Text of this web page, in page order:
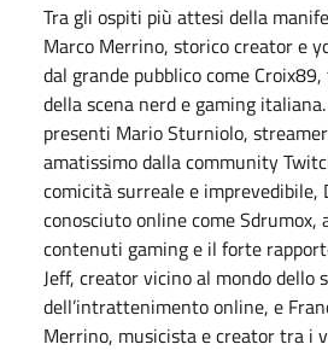
Tra gli ospiti più attesi della
Marco Merrino, storico creator e
dal grande pubblico come
della scena nerd e gaming
presenti Mario Sturniolo,
amatissimo dalla community
comicità surreale e imprevedibile,
conosciuto online come Sdrumox,
contenuti gaming e il forte
Jeff, creator vicino al mondo dello
dell’intrattenimento online, e
Merrino, musicista e creator tra i